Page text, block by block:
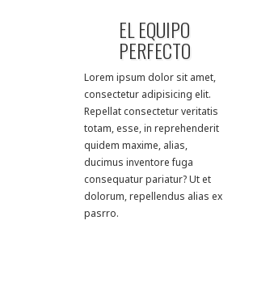
EL EQUIPO
PERFECTO
Lorem ipsum dolor sit amet,
consectetur adipisicing elit.
Repellat consectetur veritatis
totam, esse, in reprehenderit
quidem maxime, alias,
ducimus inventore fuga
consequatur pariatur? Ut et
dolorum, repellendus alias ex
pasrro.